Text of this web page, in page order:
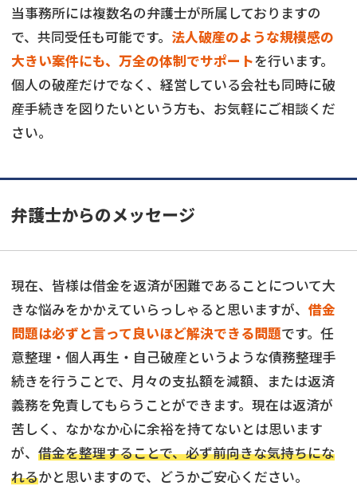
当事務所には複数名の弁護士が所属しておりますの
で、共同受任も可能です。 法人破産のような規模感の
大きい案件にも、万全の体制でサポートを行います。
個人の破産だけでなく、経営している会社も同時に破
産手続きを図りたいという方も、お気軽にご相談くだ
さい。
弁護士からのメッセージ
現在、皆様は借金を返済が困難であることについて大
きな悩みをかかえていらっしゃると思いますが、 借金
問題は必ずと言って良いほど解決できる問題です。任
意整理・個人再生・自己破産というような債務整理手
続きを行うことで、月々の支払額を減額、または返済
義務を免責してもらうことができます。現在は返済が
苦しく、なかなか心に余裕を持てないとは思います
が、 借金を整理することで、必ず前向きな気持ちにな
れるかと思いますので、どうかご安心ください。